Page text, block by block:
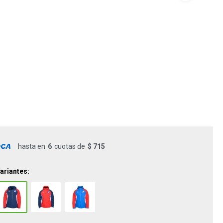
hasta en 6 cuotas de $ 715